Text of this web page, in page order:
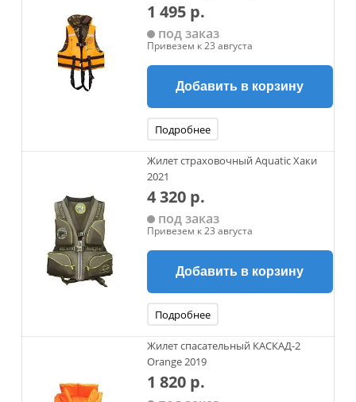
1 495 р.
под заказ
Привезем к 23 августа
Добавить в корзину
Подробнее
Жилет страховочный Aquatic Хаки
2021
4 320 р.
под заказ
Привезем к 23 августа
Добавить в корзину
Подробнее
Жилет спасательный КАСКАД-2
Orange 2019
1 820 р.